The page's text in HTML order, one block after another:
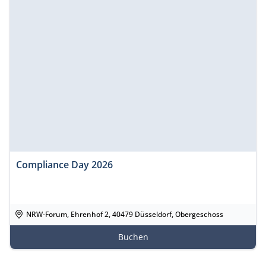
Compliance Day 2026
NRW-Forum, Ehrenhof 2, 40479 Düsseldorf, Obergeschoss
Buchen